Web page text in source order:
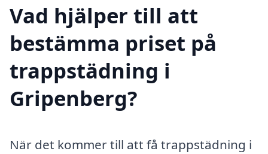
Vad hjälper till att
bestämma priset på
trappstädning i
Gripenberg?
När det kommer till att få trappstädning i